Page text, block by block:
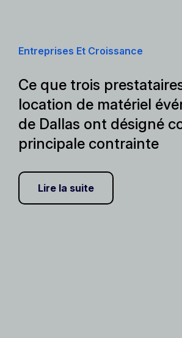
Entreprises Et Croissance
Ce que trois
location de matériel
de Dallas ont désigné
principale contrainte
Lire la suite